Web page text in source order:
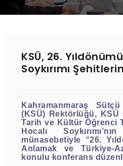
KSÜ, 26.
Soykırımı
Kahramanmaraş
(KSÜ) Rektörlüğü,
Tarih ve Kültür Öğrenci
Hocalı
münasebetiyle “26.
Anlamak ve Türkiye-
konulu konferans